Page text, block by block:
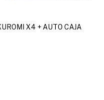
X4 + AUTO CAJA